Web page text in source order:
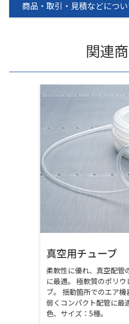
商品・取引・見積などにつ
関連
真空用チューブ
柔軟性に優れ、真空配管
に最適。 極軟質のポリ
ブ。 揺動箇所でのエア
弱くコンパクト配管に最
色、サイズ：5種。